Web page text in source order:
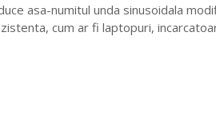
asa-numitul unda sinusoidala
cum ar fi laptopuri,